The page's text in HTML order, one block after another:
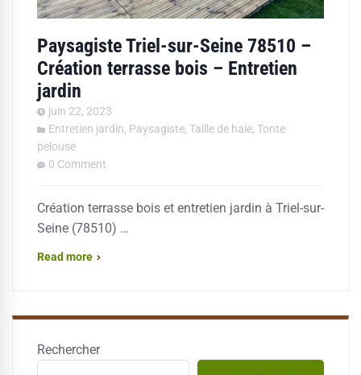
Paysagiste Triel-sur-Seine 78510 –
Création terrasse bois – Entretien
jardin
juin 22, 2023
Entretien jardin, Paysagiste, Taille de haie, Tonte
pelouse
0 Comment
Création terrasse bois et entretien jardin à Triel-sur-
Seine (78510) …
Read more
Rechercher